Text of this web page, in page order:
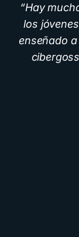
“Hay
los
enseñado